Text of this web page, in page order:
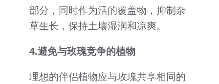
部分，同时作为活的覆盖物，抑制杂
草生长，保持土壤湿润和凉爽。
4.避免与玫瑰竞争的植物
理想的伴侣植物应与玫瑰共享相同的